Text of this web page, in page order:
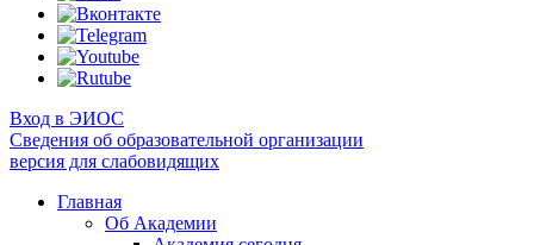
Вход в ЭИОС
Сведения об образовательной организации
версия для слабовидящих
Главная
Об Академии